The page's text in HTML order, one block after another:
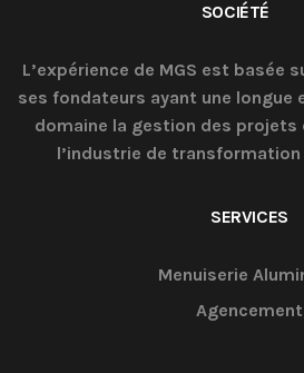
SOCIÉTÉ
L’expérience de MGS est basée
ses fondateurs ayant une longue
domaine la gestion des
l’industrie de
SERVICES
Menuiserie
Agencement